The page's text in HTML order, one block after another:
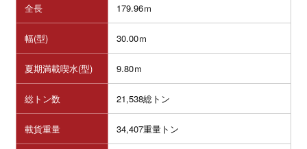
全長 179.96ｍ
幅(型) 30.00ｍ
夏期満載喫水(型) 9.80ｍ
総トン数 21,538総トン
載貨重量 34,407重量トン